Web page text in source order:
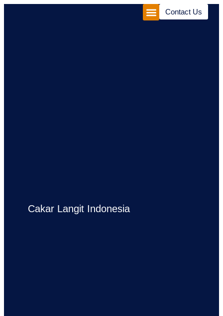
Cakar Langit Indonesia
Contact Us